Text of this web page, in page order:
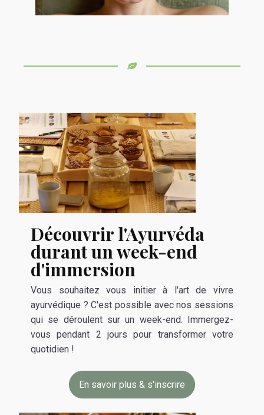
Découvrir l'Ayurvéda
durant un week-end
d'immersion
Vous souhaitez vous initier à l'art de vivre
ayurvédique ? C'est possible avec nos sessions
qui se déroulent sur un week-end. Immergez-
vous pendant 2 jours pour transformer votre
quotidien !
En savoir plus & s'inscrire